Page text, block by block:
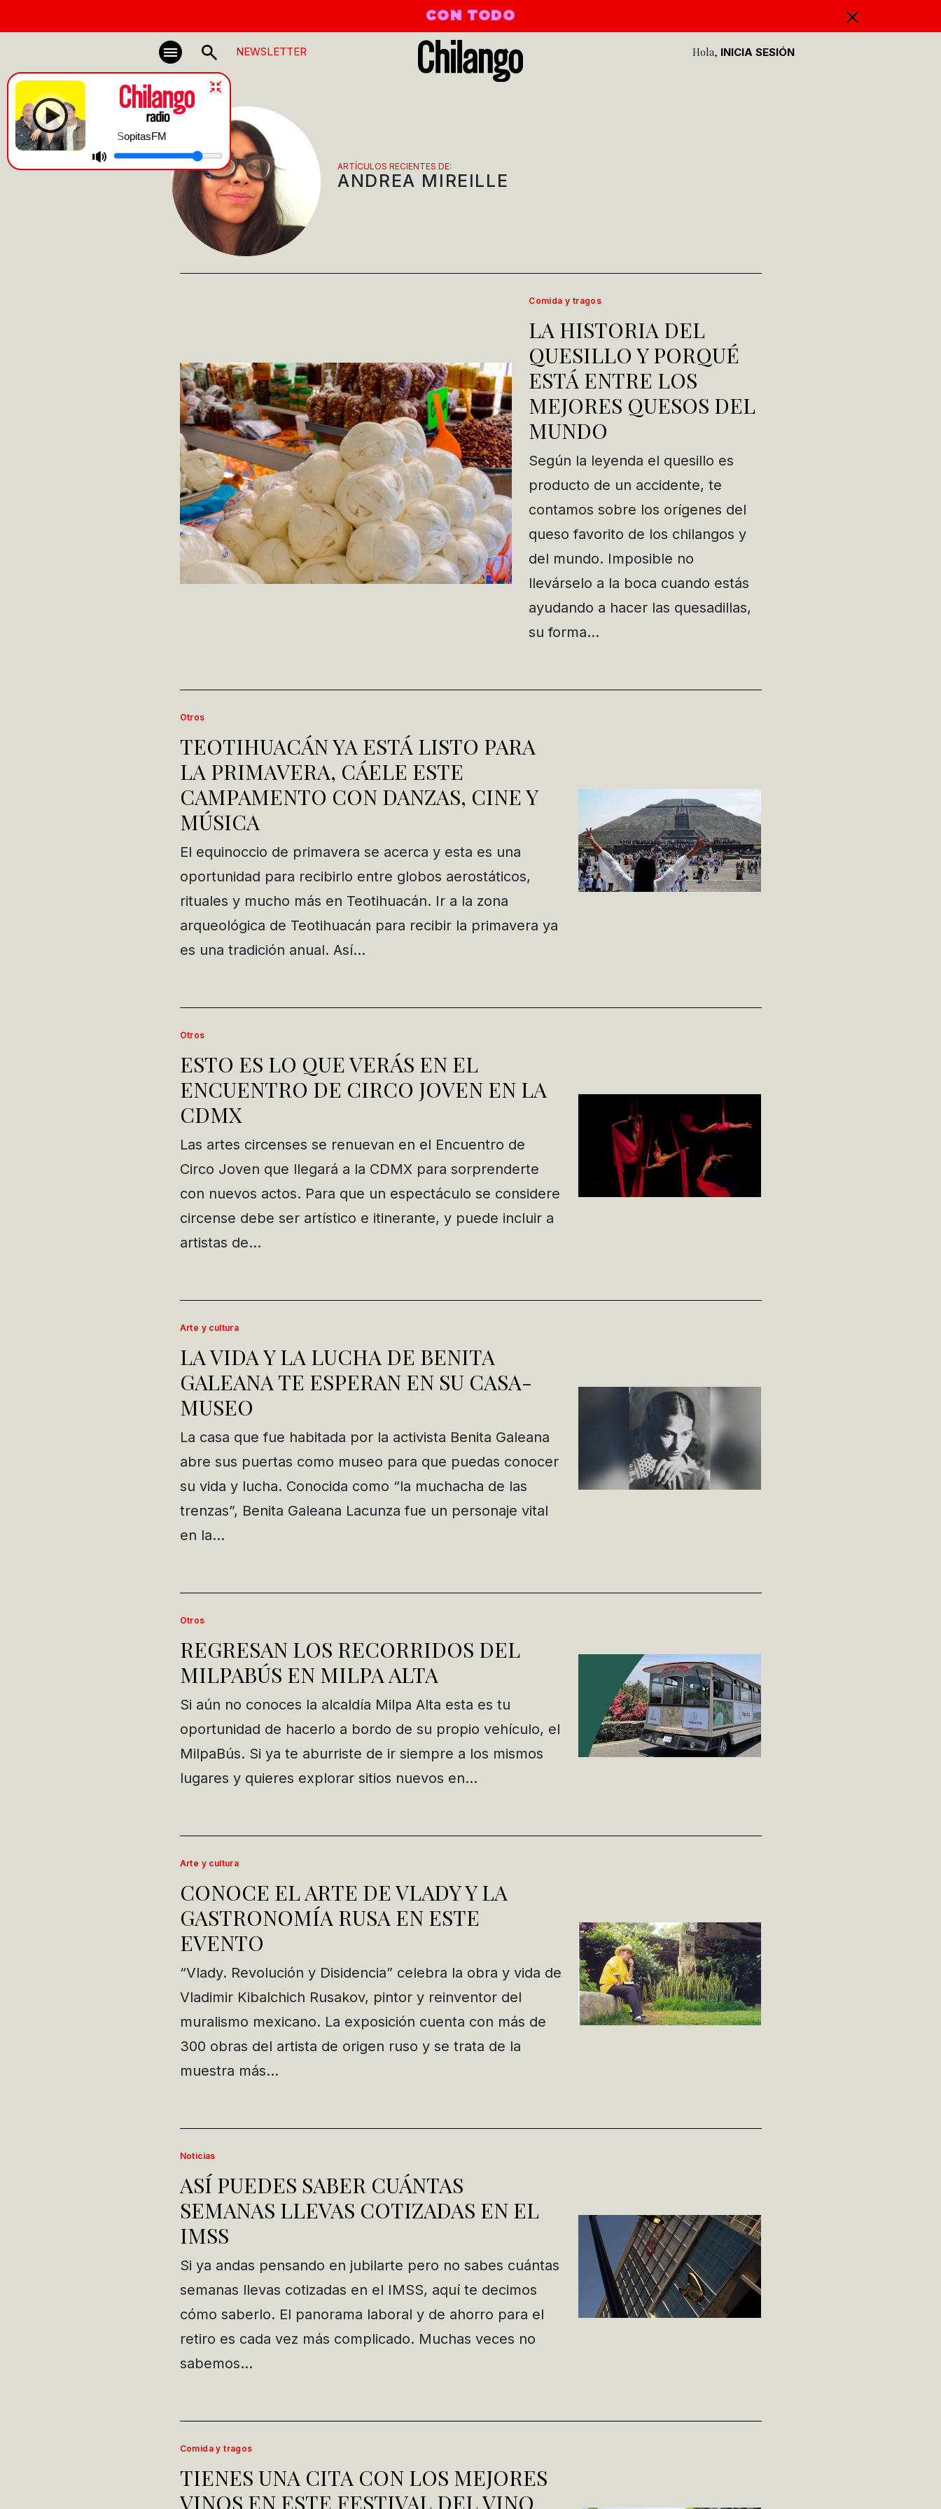
CON TODO
NEWSLETTER Hola, INICIA SESIÓN
SopitasFM
ARTÍCULOS RECIENTES DE:
ANDREA MIREILLE
Comida y tragos
LA HISTORIA DEL
QUESILLO Y PORQUÉ
ESTÁ ENTRE LOS
MEJORES QUESOS DEL
MUNDO
Según la leyenda el quesillo es
producto de un accidente, te
contamos sobre los orígenes del
queso favorito de los chilangos y
del mundo. Imposible no
llevárselo a la boca cuando estás
ayudando a hacer las quesadillas,
su forma…
Otros
TEOTIHUACÁN YA ESTÁ LISTO PARA
LA PRIMAVERA, CÁELE ESTE
CAMPAMENTO CON DANZAS, CINE Y
MÚSICA
El equinoccio de primavera se acerca y esta es una
oportunidad para recibirlo entre globos aerostáticos,
rituales y mucho más en Teotihuacán. Ir a la zona
arqueológica de Teotihuacán para recibir la primavera ya
es una tradición anual. Así…
Otros
ESTO ES LO QUE VERÁS EN EL
ENCUENTRO DE CIRCO JOVEN EN LA
CDMX
Las artes circenses se renuevan en el Encuentro de
Circo Joven que llegará a la CDMX para sorprenderte
con nuevos actos. Para que un espectáculo se considere
circense debe ser artístico e itinerante, y puede incluir a
artistas de…
Arte y cultura
LA VIDA Y LA LUCHA DE BENITA
GALEANA TE ESPERAN EN SU CASA-
MUSEO
La casa que fue habitada por la activista Benita Galeana
abre sus puertas como museo para que puedas conocer
su vida y lucha. Conocida como “la muchacha de las
trenzas”, Benita Galeana Lacunza fue un personaje vital
en la…
Otros
REGRESAN LOS RECORRIDOS DEL
MILPABÚS EN MILPA ALTA
Si aún no conoces la alcaldía Milpa Alta esta es tu
oportunidad de hacerlo a bordo de su propio vehículo, el
MilpaBús. Si ya te aburriste de ir siempre a los mismos
lugares y quieres explorar sitios nuevos en…
Arte y cultura
CONOCE EL ARTE DE VLADY Y LA
GASTRONOMÍA RUSA EN ESTE
EVENTO
“Vlady. Revolución y Disidencia” celebra la obra y vida de
Vladimir Kibalchich Rusakov, pintor y reinventor del
muralismo mexicano. La exposición cuenta con más de
300 obras del artista de origen ruso y se trata de la
muestra más…
Noticias
ASÍ PUEDES SABER CUÁNTAS
SEMANAS LLEVAS COTIZADAS EN EL
IMSS
Si ya andas pensando en jubilarte pero no sabes cuántas
semanas llevas cotizadas en el IMSS, aquí te decimos
cómo saberlo. El panorama laboral y de ahorro para el
retiro es cada vez más complicado. Muchas veces no
sabemos…
Comida y tragos
TIENES UNA CITA CON LOS MEJORES
VINOS EN ESTE FESTIVAL DEL VINO